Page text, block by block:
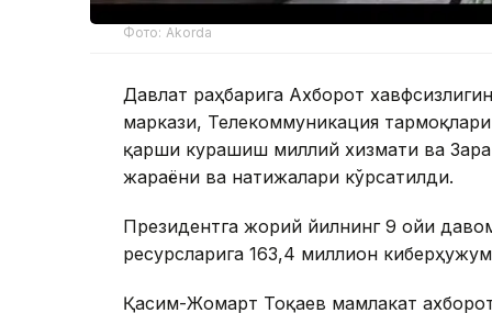
Фото: Akorda
Давлат раҳбарига Ахборот
маркази, Телекоммуникация
қарши курашиш миллий хизмати ва
жараёни ва натижалари кўрсатилди.
Президентга жорий йилнинг 9 ойи
ресурсларига 163,4 миллион
Қасим-Жомарт Тоқаев мамлакат